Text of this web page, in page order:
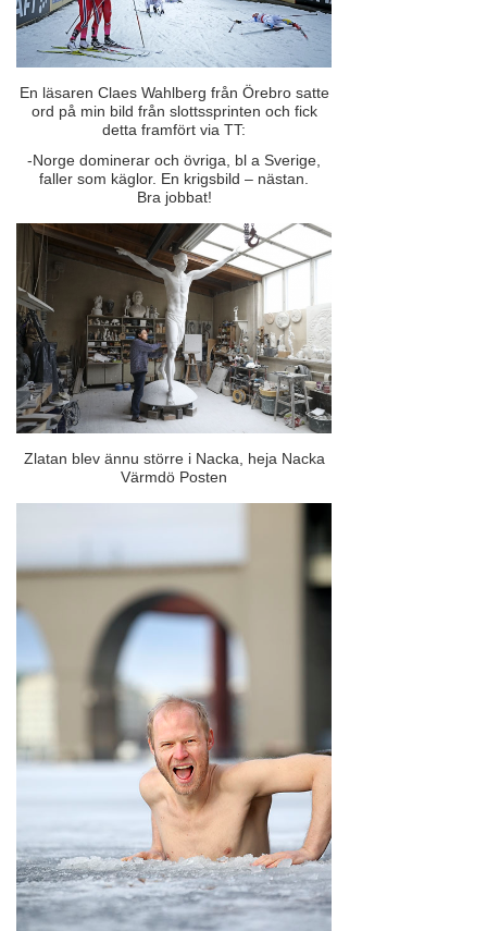
En läsaren Claes Wahlberg från Örebro satte
ord på min bild från slottssprinten och fick
detta framfört via TT:
-Norge dominerar och övriga, bl a Sverige,
faller som käglor. En krigsbild – nästan.
Bra jobbat!
Zlatan blev ännu större i Nacka, heja Nacka
Värmdö Posten